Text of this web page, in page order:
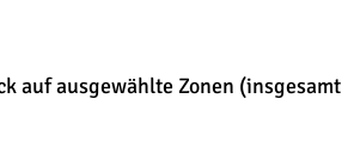
auf ausgewählte Zonen (insgesamt